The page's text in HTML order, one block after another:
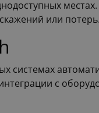
или потерь.
системах
с